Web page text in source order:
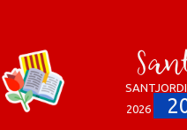
2026